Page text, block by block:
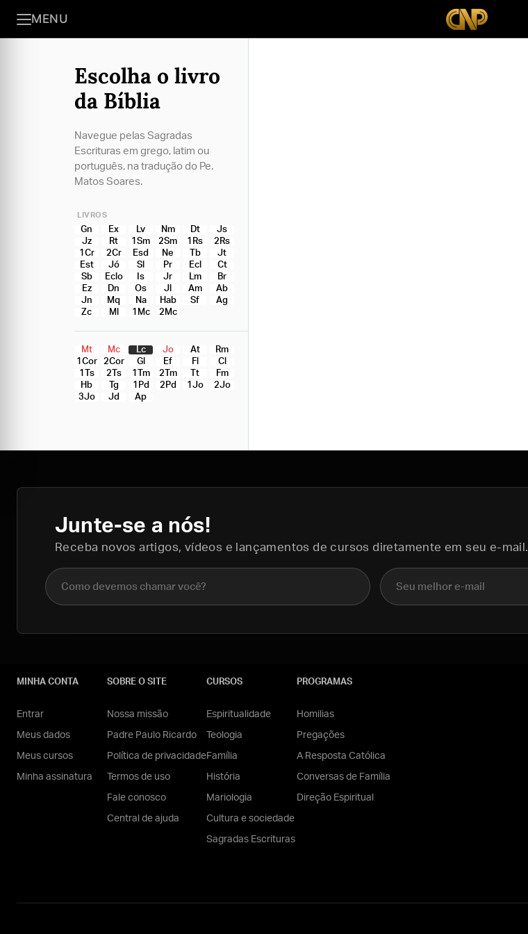
MENU
Escolha o livro
da Bíblia
Navegue pelas Sagradas
Escrituras em grego, latim ou
português, na tradução do Pe.
Matos Soares.
LIVROS
Gn Ex Lv Nm Dt
Js
Jz
Rt 1Sm 2Sm 1Rs
2Rs
1Cr
2Cr Esd Ne Tb
Jt
Est
Jó Sl Pr Ecl
Ct
Sb
Eclo Is Jr Lm
Br
Ez
Dn Os Jl Am
Ab
Jn
Mq Na Hab Sf
Ag
Zc
Ml 1Mc 2Mc
Mt Mc Lc Jo At
Rm
1Cor
2Cor Gl Ef Fl
Cl
1Ts
2Ts 1Tm 2Tm Tt
Fm
Hb
Tg 1Pd 2Pd 1Jo
2Jo
3Jo
Jd Ap
Junte-se a nós!
Receba novos artigos, vídeos e lançamentos de cursos diretamente em seu e-mail.
Nome completo E-mail
MINHA CONTA
Entrar
Meus dados
Meus cursos
Minha assinatura
SOBRE O SITE
Nossa missão
Padre Paulo Ricardo
Política de privacidade
Termos de uso
Fale conosco
Central de ajuda
CURSOS
Espiritualidade
Teologia
Família
História
Mariologia
Cultura e sociedade
Sagradas Escrituras
PROGRAMAS
Homilias
Pregações
A Resposta Católica
Conversas de Família
Direção Espiritual